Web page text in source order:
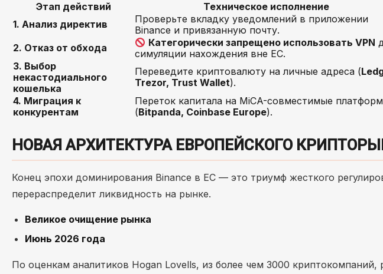
Этап действий Техническое исполнение
1. Анализ директив
Проверьте вкладку уведомлений в приложении
Binance и привязанную почту.
2. Отказ от обхода
Категорически запрещено использовать VPN
симуляции нахождения вне ЕС.
3. Выбор
некастодиального
кошелька
Переведите криптовалюту на личные адреса (
Trezor, Trust Wallet).
4. Миграция к
конкурентам
Переток капитала на MiCA-совместимые
(Bitpanda, Coinbase Europe).
НОВАЯ АРХИТЕКТУРА ЕВРОПЕЙСКОГО
Конец эпохи доминирования Binance в ЕС — это триумф жесткого
перераспределит ликвидность на рынке.
Великое очищение рынка
Июнь 2026 года
По оценкам аналитиков Hogan Lovells, из более чем 3000